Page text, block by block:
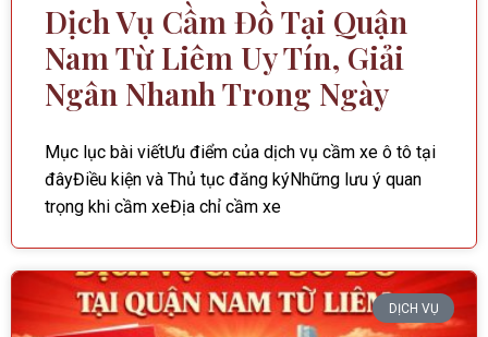
Dịch Vụ Cầm Đồ Tại Quận
Nam Từ Liêm Uy Tín, Giải
Ngân Nhanh Trong Ngày
Mục lục bài viếtƯu điểm của dịch vụ cầm xe ô tô tại
đâyĐiều kiện và Thủ tục đăng kýNhững lưu ý quan
trọng khi cầm xeĐịa chỉ cầm xe
DỊCH VỤ